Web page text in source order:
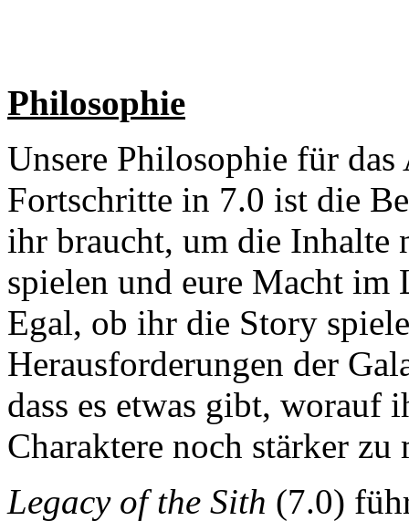
Philosophie
Unsere Philosophie für das
Fortschritte in 7.0 ist die
ihr braucht, um die Inhalte
spielen und eure Macht im
Egal, ob ihr die Story
Herausforderungen der
dass es etwas gibt, worauf
Charaktere noch stärker zu
Legacy of the Sith (7.0)